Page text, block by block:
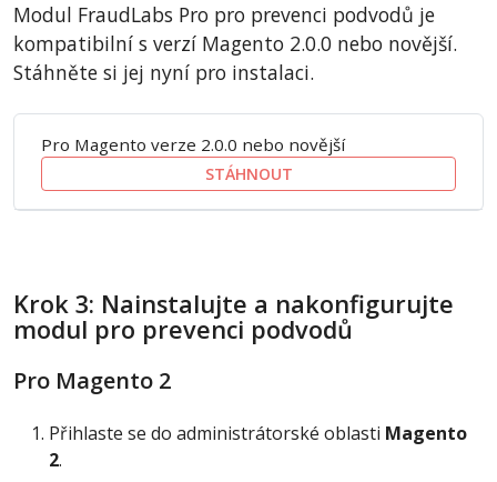
Modul FraudLabs Pro pro prevenci podvodů je
kompatibilní s verzí Magento 2.0.0 nebo novější.
Stáhněte si jej nyní pro instalaci.
Pro Magento verze 2.0.0 nebo novější
STÁHNOUT
Krok 3: Nainstalujte a nakonfigurujte
modul pro prevenci podvodů
Pro Magento 2
Přihlaste se do administrátorské oblasti Magento
2.